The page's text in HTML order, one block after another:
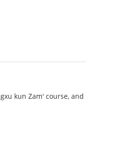
kun Zam' course, and